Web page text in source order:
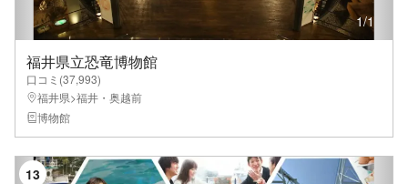
1/1
福井県立恐竜博物館
口コミ(37,993)
福井県>福井・奥越前
博物館
13